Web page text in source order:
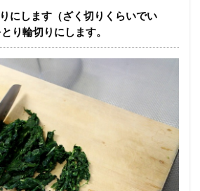
にします（ざく切りくらいでい
り輪切りにします。